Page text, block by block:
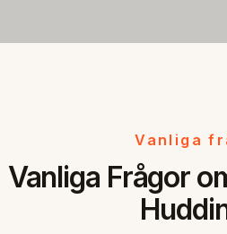
Vanliga
Vanliga Frågor